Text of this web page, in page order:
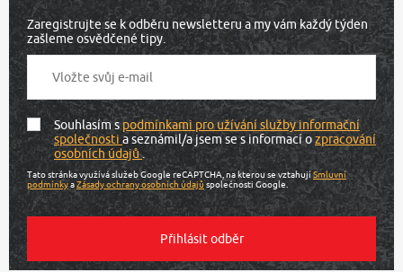
Zaregistrujte se k odběru newsletteru a my vám každý týden
zašleme osvědčené tipy.
Souhlasím spodmínkami pro užívání služby informační
společnostia seznámil/a jsem se s informací ozpracování
osobních údajů.
Tato stránka využívá služeb Google reCAPTCHA, na kterou se vztahujíSmluvní
podmínkyaZásady ochrany osobních údajů společnosti Google.